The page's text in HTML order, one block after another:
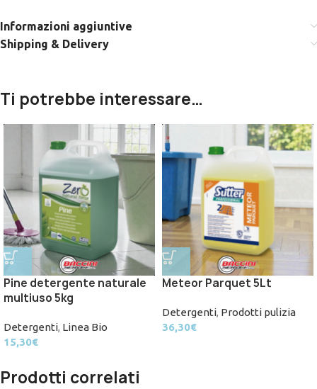
Informazioni aggiuntive
Shipping & Delivery
Ti potrebbe interessare…
Pine detergente naturale
multiuso 5kg
Detergenti, Linea Bio
15,30€
Meteor Parquet 5Lt
Detergenti, Prodotti pulizia
36,30€
Prodotti correlati